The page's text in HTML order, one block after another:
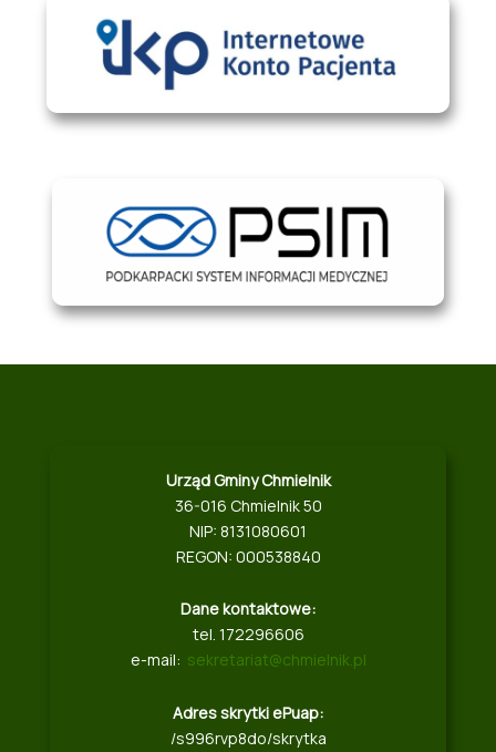
Urząd Gminy Chmielnik
36-016 Chmielnik 50
NIP: 8131080601
REGON: 000538840
Dane kontaktowe:
tel. 172296606
e-mail: sekretariat@chmielnik.pl
Adres skrytki ePuap:
/s996rvp8do/skrytka